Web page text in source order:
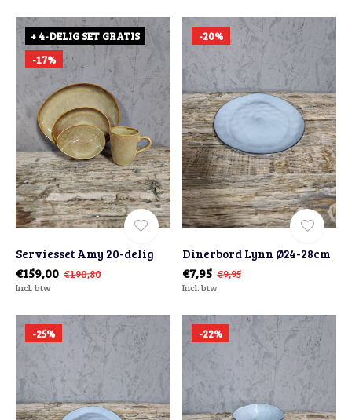
+ 4-DELIG SET GRATIS
-17%
Serviesset Amy 20-delig
€159,00 €190,80
Incl. btw
-20%
Dinerbord Lynn Ø24-28cm
€7,95 €9,95
Incl. btw
-25% -22%